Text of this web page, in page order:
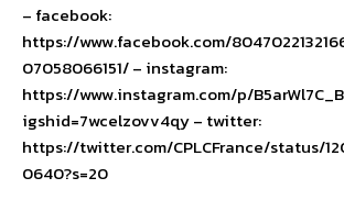
– facebook: ​
https://www.facebook.com/
07058066151/ – instagram: ​
https://www.instagram.com/p/
igshid=7wcelzovv4qy – twitter: ​
https://twitter.com/CPLCFrance/status/
0640?s=20